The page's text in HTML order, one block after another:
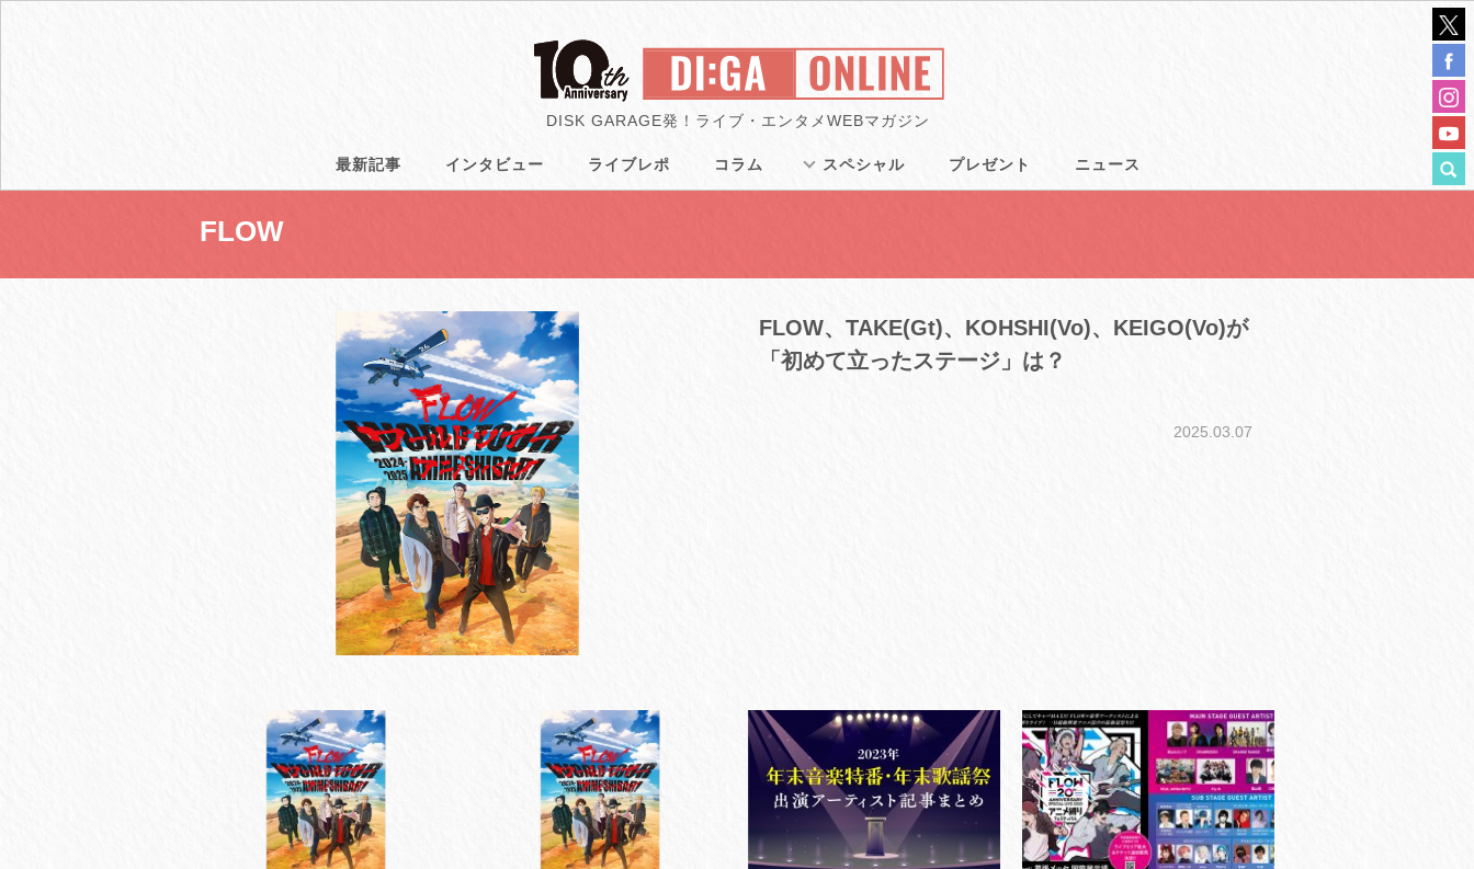
DISK GARAGE発！ライブ・エンタメWEBマガジン
最新記事 インタビュー ライブレポ コラム スペシャル プレゼント ニュース
FLOW
FLOW、TAKE(Gt)、KOHSHI(Vo)、KEIGO(Vo)が
「初めて立ったステージ」は？
2025.03.07